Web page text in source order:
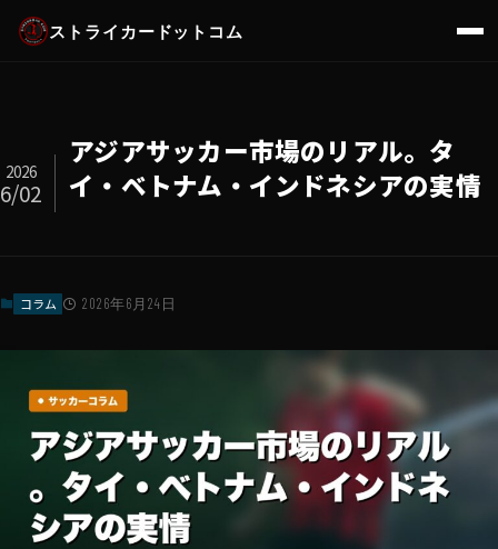
ストライカードットコム
アジアサッカー市場のリアル。タ
イ・ベトナム・インドネシアの実情
2026
6/02
コラム 2026年6月24日